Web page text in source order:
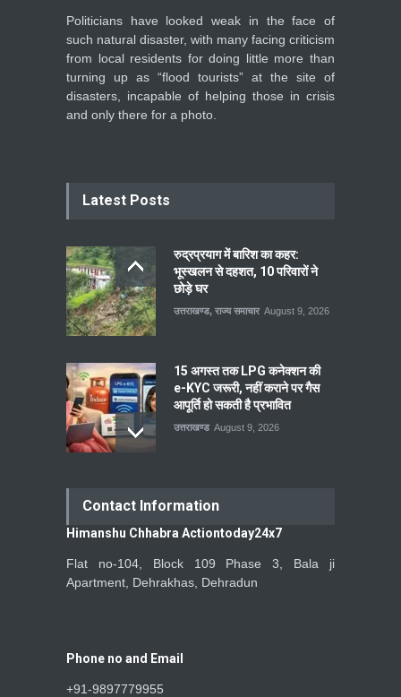
Politicians have looked weak in the face of
such natural disaster, with many facing criticism
from local residents for doing little more than
turning up as “flood tourists” at the site of
disasters, incapable of helping those in crisis
and only there for a photo.
Latest Posts
रुद्रप्रयाग में बारिश का कहर:
भूस्खलन से दहशत, 10 परिवारों ने
छोड़े घर
उत्तराखण्ड, राज्य समाचार August 9, 2026
15 अगस्त तक LPG कनेक्शन की
e-KYC जरूरी, नहीं कराने पर गैस
आपूर्ति हो सकती है प्रभावित
उत्तराखण्ड August 9, 2026
Contact Information
Himanshu Chhabra Actiontoday24x7
Flat no-104, Block 109 Phase 3, Bala ji
Apartment, Dehrakhas, Dehradun
Phone no and Email
+91-9897779955